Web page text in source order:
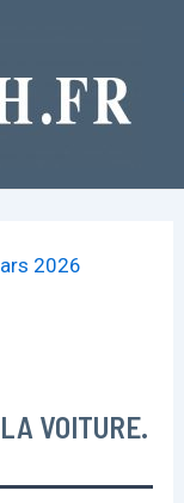
2026
VOITURE.